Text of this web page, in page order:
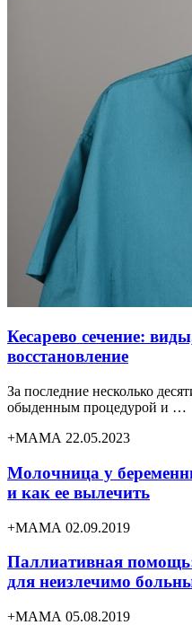
Кесарево сечение:
восстановление
За последние несколько
обыденным процедурой и …
+МАМА 22.05.2023
Молочница у
и как ее вылечить
+МАМА 02.09.2019
Паллиативная
для неизлечимо
+МАМА 05.08.2019